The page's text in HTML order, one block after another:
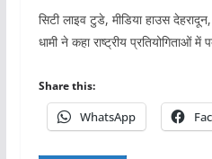
सिटी लाइव टुडे, मीडिया हाउस
धामी ने कहा राष्ट्रीय प्रतियोगिताओं में
Share this:
WhatsApp